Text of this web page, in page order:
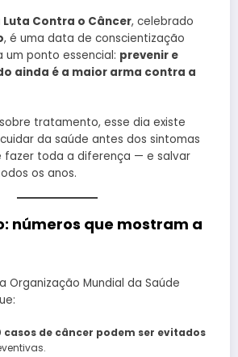
Luta Contra o Câncer, celebrado
, é uma data de conscientização
ponto essencial: prevenir e
ainda é a maior arma contra a
tratamento, esse dia existe
da saúde antes dos sintomas
fazer toda a diferença — e salvar
os anos.
números que mostram a
Organização Mundial da Saúde
casos de câncer podem ser evitados